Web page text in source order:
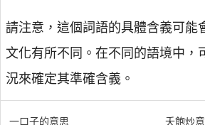
請注意，這個詞語的具體含義可能
文化有所不同。在不同的語境中，
況來確定其準確含義。
一口子的意思 夭飽炒